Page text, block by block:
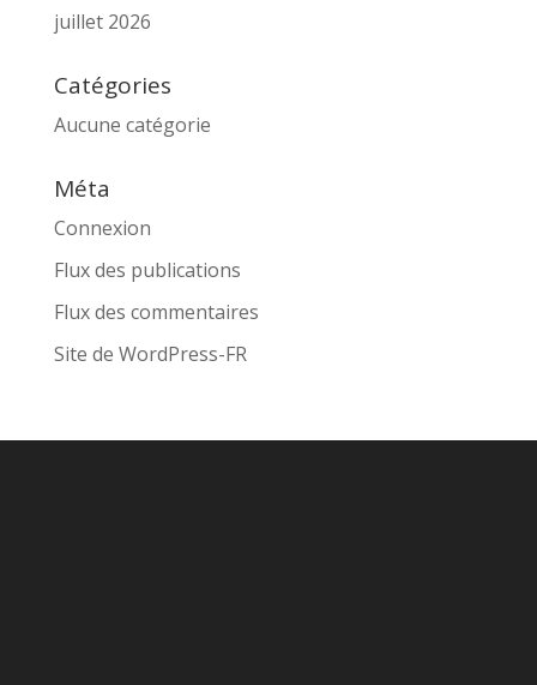
juillet 2026
Catégories
Aucune catégorie
Méta
Connexion
Flux des publications
Flux des commentaires
Site de WordPress-FR